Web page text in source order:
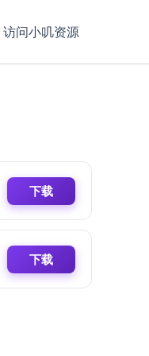
访问小叽资源
下载
下载